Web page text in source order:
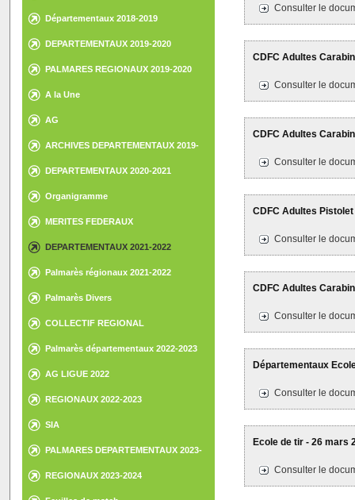
Départementaux 2018-2019
DEPARTEMENTAUX 2019-2020
PALMARES REGIONAUX 2019-2020
A la Une
AG
ARCHIVES DEPARTEMENTAUX 2019-
DEPARTEMENTAUX 2020-2021
Organigramme
MERITES FEDERAUX
DEPARTEMENTAUX 2021-2022
Palmarès régionaux 2021-2022
Palmarès Divers
COLLECTIF REGIONAL
Palmarès départementaux 2022-2023
AG LIGUE 2022
REGIONAUX 2022-2023
SIA
PALMARES DEPARTEMENTAUX 2023-
REGIONAUX 2023-2024
Consulter le
CDFC Adultes
Consulter le
CDFC Adultes
Consulter le
CDFC Adultes
Consulter le
CDFC Adultes
Consulter le
Départementaux
Consulter le
Ecole de tir - 26 mars
Consulter le